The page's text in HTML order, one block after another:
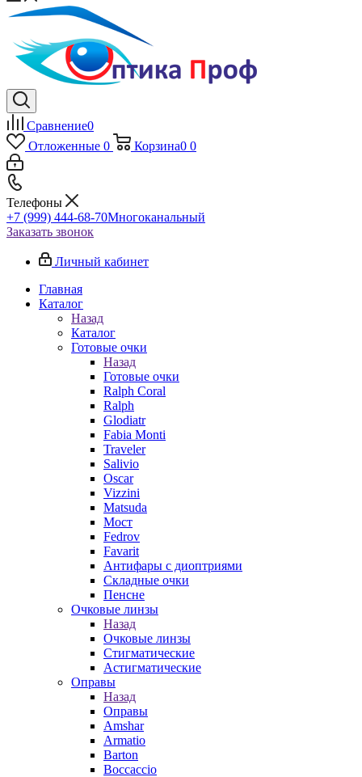
Сравнение0
Отложенные 0 Корзина0 0
Телефоны
+7 (999) 444-68-70Многоканальный
Заказать звонок
Личный кабинет
Главная
Каталог
Назад
Каталог
Готовые очки
Назад
Готовые очки
Ralph Coral
Ralph
Glodiatr
Fabia Monti
Traveler
Salivio
Oscar
Vizzini
Matsuda
Мост
Fedrov
Favarit
Антифары с диоптриями
Складные очки
Пенсне
Очковые линзы
Назад
Очковые линзы
Стигматические
Астигматические
Оправы
Назад
Оправы
Amshar
Armatio
Barton
Boccaccio